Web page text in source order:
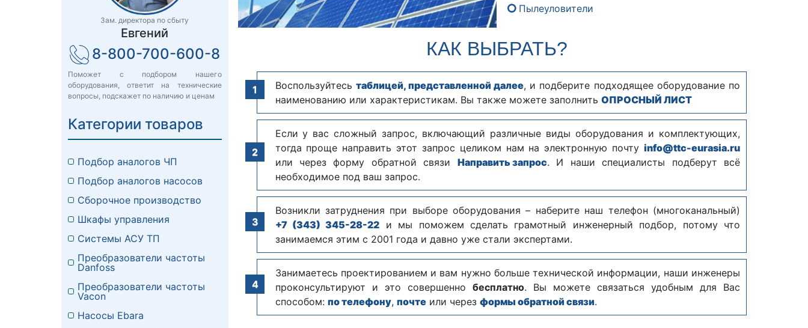
Пылеуловители
КАК ВЫБРАТЬ?
Воспользуйтесь таблицей, представленной далее, и подберите подходящее оборудование по
наименованию или характеристикам. Вы также можете заполнить ОПРОСНЫЙ ЛИСТ
Если у вас сложный запрос, включающий различные виды оборудования и комплектующих,
тогда проще направить этот запрос целиком нам на электронную почту info@ttc-eurasia.ru
или через форму обратной связи Направить запрос. И наши специалисты подберут всё
необходимое под ваш запрос.
Возникли затруднения при выборе оборудования – наберите наш телефон (многоканальный)
+7 (343) 345-28-22 и мы поможем сделать грамотный инженерный подбор, потому что
занимаемся этим с 2001 года и давно уже стали экспертами.
Занимаетесь проектированием и вам нужно больше технической информации, наши инженеры
проконсультируют и это совершенно бесплатно. Вы можете связаться удобным для Вас
способом: по телефону, почтеили через формы обратной связи.
Зам. директора по сбыту
Евгений
8-800-700-600-8
Поможет с подбором нашего
оборудования, ответит на технические
вопросы, подскажет по наличию и ценам
Категории товаров
Подбор аналогов ЧП
Подбор аналогов насосов
Сборочное производство
Шкафы управления
Системы АСУ ТП
Преобразователи частоты
Danfoss
Преобразователи частоты
Vacon
Насосы Ebara